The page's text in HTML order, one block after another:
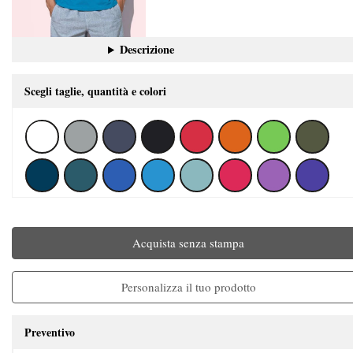
Descrizione
Scegli taglie, quantità e colori
Acquista senza stampa
Personalizza il tuo prodotto
Preventivo